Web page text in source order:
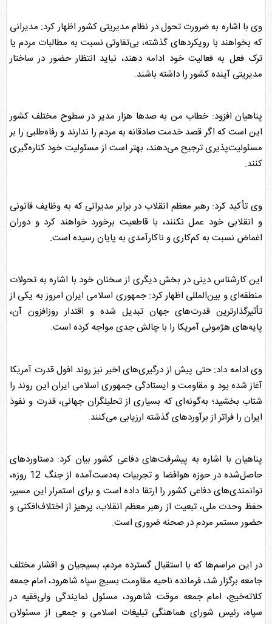
وی با اشاره به ضرورت تحول در نظام مدیریتی کشور اظهار کرد: مدیرانی
که بخواهند با رویکردهای گذشته، بی‌تفاوتی نسبت به مطالبات مردم یا
ترک فعل به فعالیت خود ادامه دهند، نباید انتظار حضور در ساختار
مدیریتی آینده کشور را داشته باشند.
پناهیان افزود: خطاب من به صدها هزار مدیر در سطوح مختلف کشور
این است که اگر قصد خدمت صادقانه به مردم را ندارند و رفاه‌طلبی را بر
مسئولیت‌پذیری ترجیح می‌دهند، بهتر است از مسئولیت خود کناره‌گیری
کنند.
وی تأکید کرد: رهبر معظم انقلاب در برابر مدیرانی که به وظایف قانونی
و انقلابی خود عمل نکنند، با قاطعیت برخورد خواهند کرد و دوران
اغماض نسبت به کم‌کاری و ناکارآمدی به پایان رسیده است.
این کارشناس دینی در بخش دیگری از سخنان خود با اشاره به تحولات
منطقه‌ای و بین‌المللی اظهار کرد: جمهوری اسلامی ایران امروز به یکی از
تأثیرگذارترین قدرت‌های جهان تبدیل شده و اقتدار روزافزون آن،
پایه‌های هژمونی آمریکا را با چالش جدی مواجه کرده است.
وی ادامه داد: حتی پیش از درگیری‌های اخیر نیز روند افول قدرت آمریکا
آغاز شده بود و مقاومت و ایستادگی جمهوری اسلامی ایران این روند را
شتاب بخشید؛ به‌گونه‌ای که بسیاری از تحلیلگران جهانی، قدرت و نفوذ
ایران را فراتر از برآوردهای گذشته ارزیابی می‌کنند.
پناهیان با اشاره به پیشرفت‌های دفاعی کشور بیان کرد: دستاوردهای
حاصل‌شده در حوزه هوافضا و تجربیات به‌دست‌آمده از جنگ 12 روزه،
توانمندی‌های دفاعی کشور را ارتقا داده است و برای استمرار این مسیر،
حفظ وحدت ملی، تبعیت از رهبر معظم انقلاب، پرهیز از اختلاف‌افکنی و
حضور مستمر مردم در صحنه ضروری است.
در این مراسم‌ها که با استقبال گسترده مردم، بسیجیان و اقشار مختلف
جامعه برگزار شد، فرمانده ناحیه مقاومت بسیج سپاه شاهرود، امام جمعه
کلاته‌خیج، امام جمعه موقت شاهرود، مسئول نمایندگی ولی‌فقیه در
سپاه، رئیس شورای هماهنگی تبلیغات اسلامی و جمعی از مسئولان